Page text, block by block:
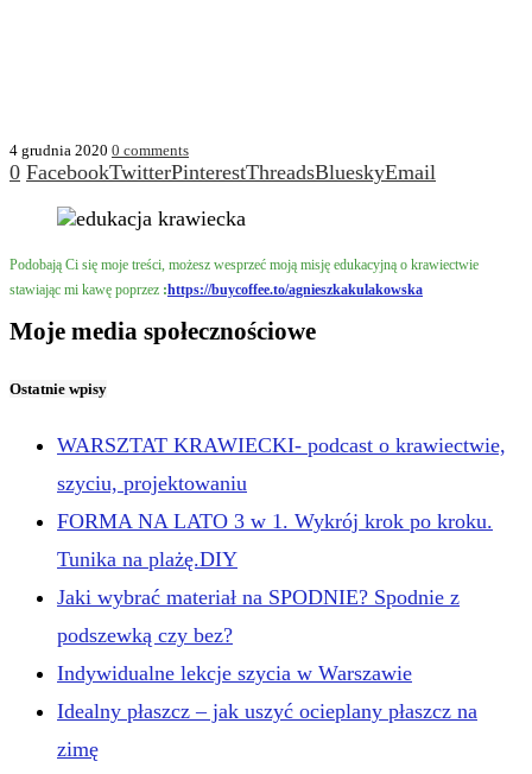
4 grudnia 2020 0 comments
0 FacebookTwitterPinterestThreadsBlueskyEmail
Podobają Ci się moje treści, możesz wesprzeć moją misję edukacyjną o krawiectwie
stawiając mi kawę poprzez :https://buycoffee.to/agnieszkakulakowska
Moje media społecznościowe
Ostatnie wpisy
WARSZTAT KRAWIECKI- podcast o krawiectwie,
szyciu, projektowaniu
FORMA NA LATO 3 w 1. Wykrój krok po kroku.
Tunika na plażę.DIY
Jaki wybrać materiał na SPODNIE? Spodnie z
podszewką czy bez?
Indywidualne lekcje szycia w Warszawie
Idealny płaszcz – jak uszyć ocieplany płaszcz na
zimę